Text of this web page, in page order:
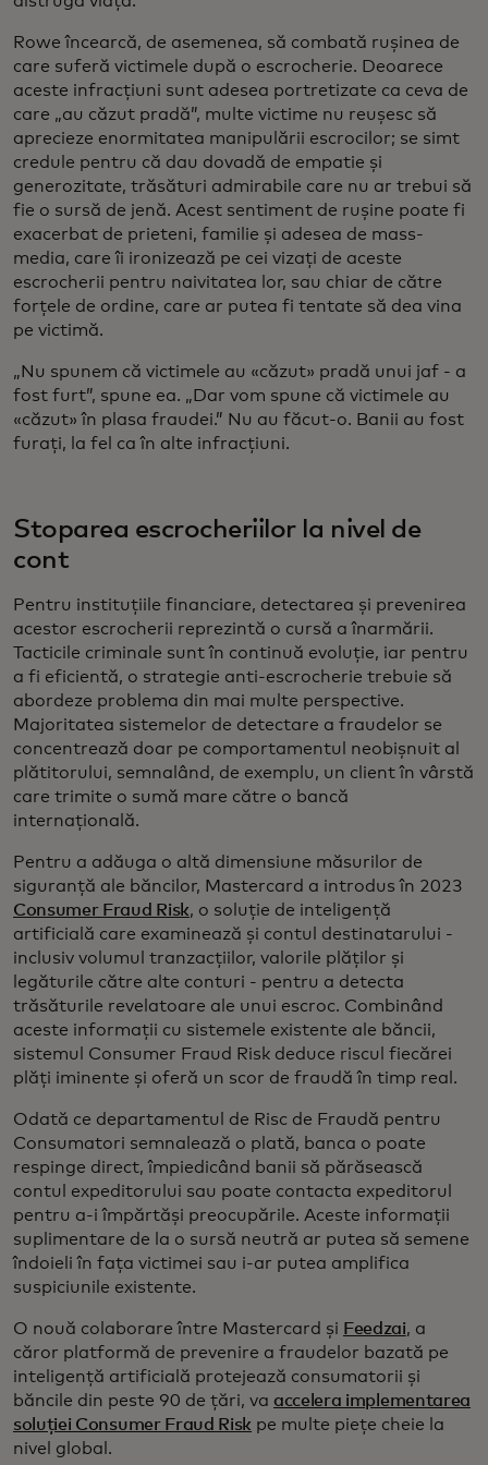
Rowe încearcă, de asemenea, să combată rușinea de
care suferă victimele după o escrocherie. Deoarece
aceste infracțiuni sunt adesea portretizate ca ceva de
care „au căzut pradă”, multe victime nu reușesc să
aprecieze enormitatea manipulării escrocilor; se simt
credule pentru că dau dovadă de empatie și
generozitate, trăsături admirabile care nu ar trebui să
fie o sursă de jenă. Acest sentiment de rușine poate fi
exacerbat de prieteni, familie și adesea de mass-
media, care îi ironizează pe cei vizați de aceste
escrocherii pentru naivitatea lor, sau chiar de către
forțele de ordine, care ar putea fi tentate să dea vina
pe victimă.
„Nu spunem că victimele au «căzut» pradă unui jaf - a
fost furt”, spune ea. „Dar vom spune că victimele au
«căzut» în plasa fraudei.” Nu au făcut-o. Banii au fost
furați, la fel ca în alte infracțiuni.
Stoparea escrocheriilor la nivel de
cont
Pentru instituțiile financiare, detectarea și prevenirea
acestor escrocherii reprezintă o cursă a înarmării.
Tacticile criminale sunt în continuă evoluție, iar pentru
a fi eficientă, o strategie anti-escrocherie trebuie să
abordeze problema din mai multe perspective.
Majoritatea sistemelor de detectare a fraudelor se
concentrează doar pe comportamentul neobișnuit al
plătitorului, semnalând, de exemplu, un client în vârstă
care trimite o sumă mare către o bancă
internațională.
Pentru a adăuga o altă dimensiune măsurilor de
siguranță ale băncilor, Mastercard a introdus în 2023
Consumer Fraud Risk, o soluție de inteligență
artificială care examinează și contul destinatarului -
inclusiv volumul tranzacțiilor, valorile plăților și
legăturile către alte conturi - pentru a detecta
trăsăturile revelatoare ale unui escroc. Combinând
aceste informații cu sistemele existente ale băncii,
sistemul Consumer Fraud Risk deduce riscul fiecărei
plăți iminente și oferă un scor de fraudă în timp real.
Odată ce departamentul de Risc de Fraudă pentru
Consumatori semnalează o plată, banca o poate
respinge direct, împiedicând banii să părăsească
contul expeditorului sau poate contacta expeditorul
pentru a-i împărtăși preocupările. Aceste informații
suplimentare de la o sursă neutră ar putea să semene
îndoieli în fața victimei sau i-ar putea amplifica
suspiciunile existente.
O nouă colaborare între Mastercard și Feedzai, a
căror platformă de prevenire a fraudelor bazată pe
inteligență artificială protejează consumatorii și
băncile din peste 90 de țări, va accelera implementarea
soluției Consumer Fraud Risk pe multe piețe cheie la
nivel global.